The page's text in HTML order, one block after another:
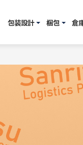
包装設計 梱包 倉